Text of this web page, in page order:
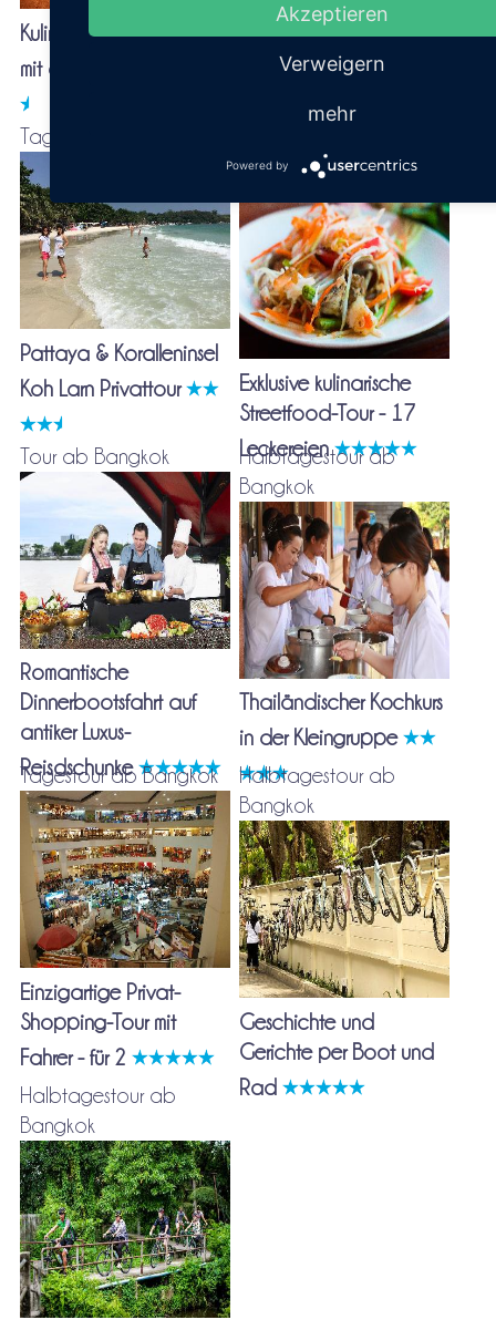
Kulinarische Erlebnistour
mit dem Tuk-Tuk
Kanchanaburi Highlights
2 Tage Khwae Noi
Tagestour ab Bangkok
Pattaya & Koralleninsel
Koh Larn Privattour
Bangkok
Exklusive kulinarische
Streetfood-Tour - 17
Leckereien
Tour ab Bangkok
Romantische
Dinnerbootsfahrt auf
antiker Luxus-
Reisdschunke
Halbtagestour ab
Bangkok
Thailändischer Kochkurs
in der Kleingruppe
Tagestour ab Bangkok
Einzigartige Privat-
Shopping-Tour mit
Fahrer - für 2
Halbtagestour ab
Bangkok
Geschichte und
Gerichte per Boot und
Rad
Halbtagestour ab
Bangkok
Akzeptieren
Verweigern
mehr
Powered by